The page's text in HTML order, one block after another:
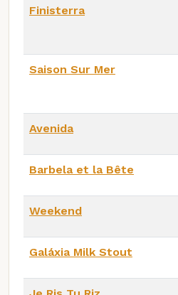
Finisterra
Saison Sur Mer
Avenida
Barbela et la Bête
Weekend
Galáxia Milk Stout